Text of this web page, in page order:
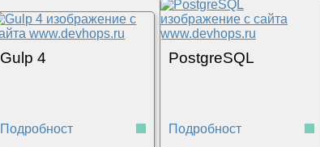
Gulp 4
Подробности
PostgreSQL
Подробности